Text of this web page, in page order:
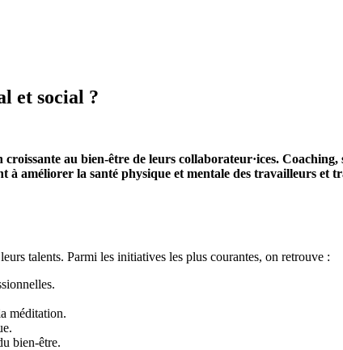
et social ?
au bien-être de leurs collaborateur·ices. Coaching,
améliorer la santé physique et mentale des travailleurs et
talents. Parmi les initiatives les plus courantes, on retrouve :
méditation.
bien-être.